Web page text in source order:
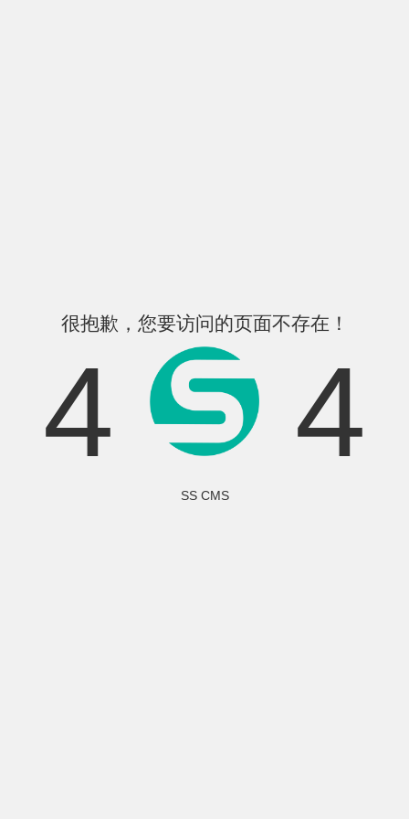
很抱歉，您要访问的页面不存在！
4 4
SS CMS